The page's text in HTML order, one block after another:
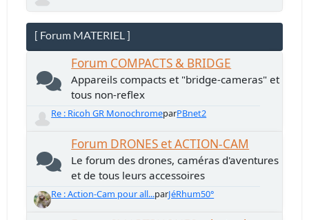
[ Forum MATERIEL ]
Forum COMPACTS & BRIDGE
Appareils compacts et "bridge-cameras" et
tous non-reflex
Re : Ricoh GR MonochromeparPBnet2
Forum DRONES et ACTION-CAM
Le forum des drones, caméras d'aventures
et de tous leurs accessoires
Re : Action-Cam pour all...parJéRhum50°